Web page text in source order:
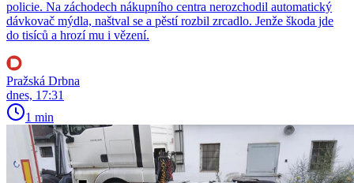
policie. Na záchodech nákupního centra nerozchodil automatický
dávkovač mýdla, naštval se a pěstí rozbil zrcadlo. Jenže škoda jde
do tisíců a hrozí mu i vězení.
Pražská Drbna
dnes, 17:31
1 min